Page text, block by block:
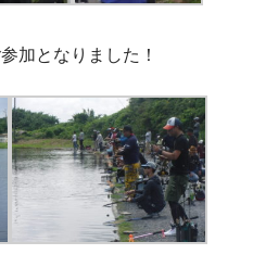
加となりました！